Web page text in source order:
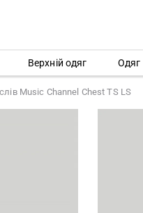
Верхній одяг Одяг
Music Channel Chest TS LS